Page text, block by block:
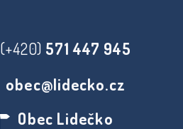
(+420) 571 447 945
obec@lidecko.cz
Obec Lidečko